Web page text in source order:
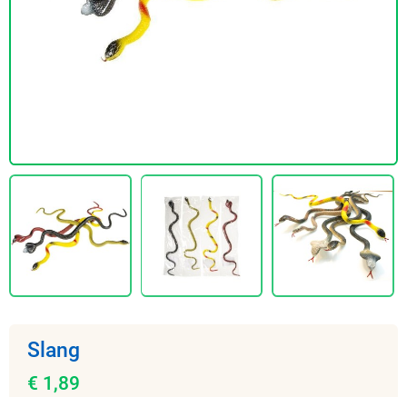
Slang
€ 1,89